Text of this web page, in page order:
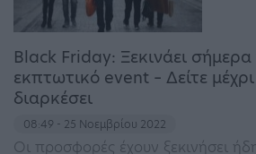
Black Friday: Ξεκινάει
εκπτωτικό event – Δείτε
διαρκέσει
08:49 - 25 Νοεμβρίου 2022
Οι προσφορές έχουν ξεκινήσει